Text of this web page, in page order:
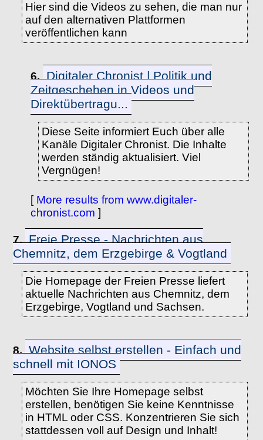
Hier sind die Videos zu sehen, die man nur
auf den alternativen Plattformen
veröffentlichen kann
6. Digitaler Chronist | Politik und
Zeitgeschehen in Videos und
Direktübertragu...
Diese Seite informiert Euch über alle
Kanäle Digitaler Chronist. Die Inhalte
werden ständig aktualisiert. Viel
Vergnügen!
[ More results from www.digitaler-
chronist.com ]
7. Freie Presse - Nachrichten aus
Chemnitz, dem Erzgebirge & Vogtland
Die Homepage der Freien Presse liefert
aktuelle Nachrichten aus Chemnitz, dem
Erzgebirge, Vogtland und Sachsen.
8. Website selbst erstellen - Einfach und
schnell mit IONOS
Möchten Sie Ihre Homepage selbst
erstellen, benötigen Sie keine Kenntnisse
in HTML oder CSS. Konzentrieren Sie sich
stattdessen voll auf Design und Inhalt!